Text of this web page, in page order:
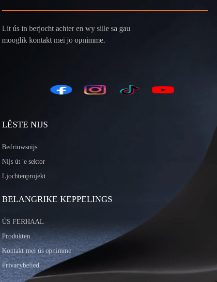
Lit ús in berjocht achter en wy sille sa gau
mooglik kontakt mei jo opnimme.
LÊSTE NIJS
Bedriuwsnijs
Nijs út 'e sektor
Ljochtenprojekt
BELANGRIKE KEPPELINGS
ÚS FERHAAL
Produkten
Kontakt mei ús opnimme
Privacybelied